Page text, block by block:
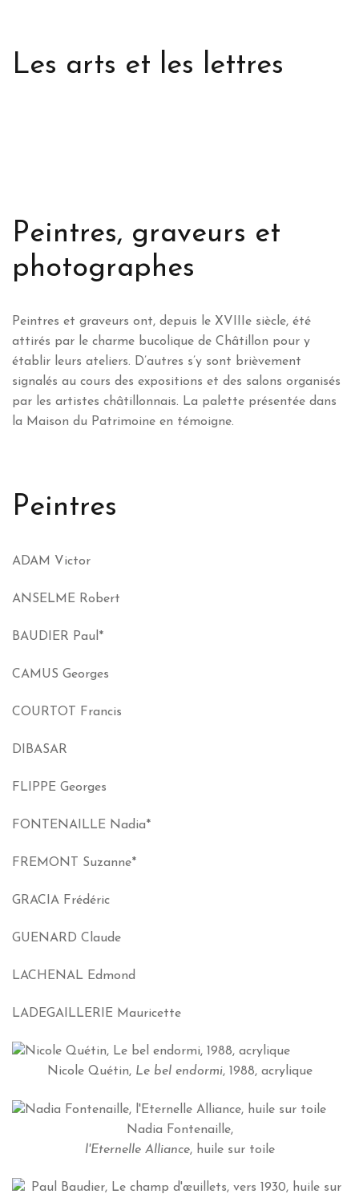
Les arts et les lettres
Peintres, graveurs et
photographes
Peintres et graveurs ont, depuis le XVIIIe siècle, été
attirés par le charme bucolique de Châtillon pour y
établir leurs ateliers. D’autres s’y sont brièvement
signalés au cours des expositions et des salons organisés
par les artistes châtillonnais. La palette présentée dans
la Maison du Patrimoine en témoigne.
Peintres
ADAM Victor
ANSELME Robert
BAUDIER Paul*
CAMUS Georges
COURTOT Francis
DIBASAR
FLIPPE Georges
FONTENAILLE Nadia*
FREMONT Suzanne*
GRACIA Frédéric
GUENARD Claude
LACHENAL Edmond
LADEGAILLERIE Mauricette
Nicole Quétin, Le bel endormi, 1988, acrylique
Nadia Fontenaille,
l'Eternelle Alliance, huile sur toile